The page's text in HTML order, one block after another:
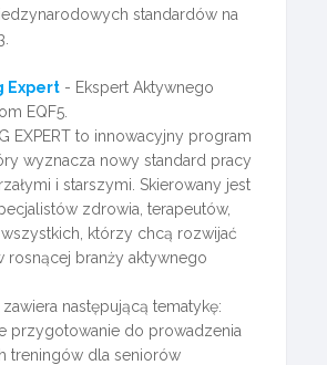
standardów na
Expert - Ekspert Aktywnego
EQF5.
EXPERT to innowacyjny program
wyznacza nowy standard pracy
i starszymi. Skierowany jest
zdrowia, terapeutów,
którzy chcą rozwijać
rosnącej branży aktywnego
następującą tematykę:
przygotowanie do prowadzenia
treningów dla seniorów